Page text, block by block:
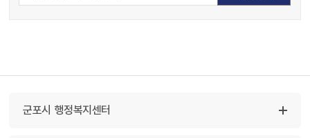
군포시 행정복지센터